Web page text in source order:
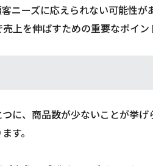
ニーズに応えられない可能性
上を伸ばすための重要なポイン
に、商品数が少ないことが挙
す。